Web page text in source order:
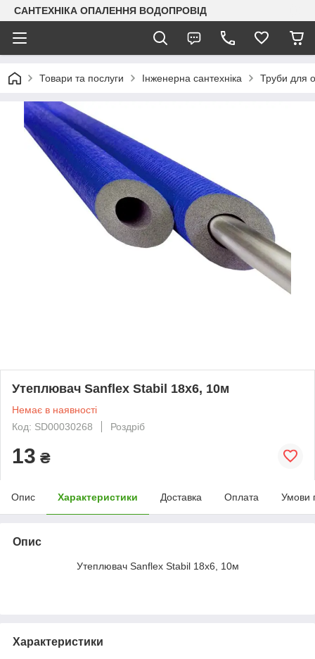
САНТЕХНІКА ОПАЛЕННЯ ВОДОПРОВІД
Товари та послуги Інженерна сантехніка Труби для
Утеплювач Sanflex Stabil 18х6, 10м
Немає в наявності
Код: SD00030268
Роздріб
13 ₴
Опис Характеристики Доставка Оплата Умови
Опис
Утеплювач Sanflex Stabil 18х6, 10м
Характеристики